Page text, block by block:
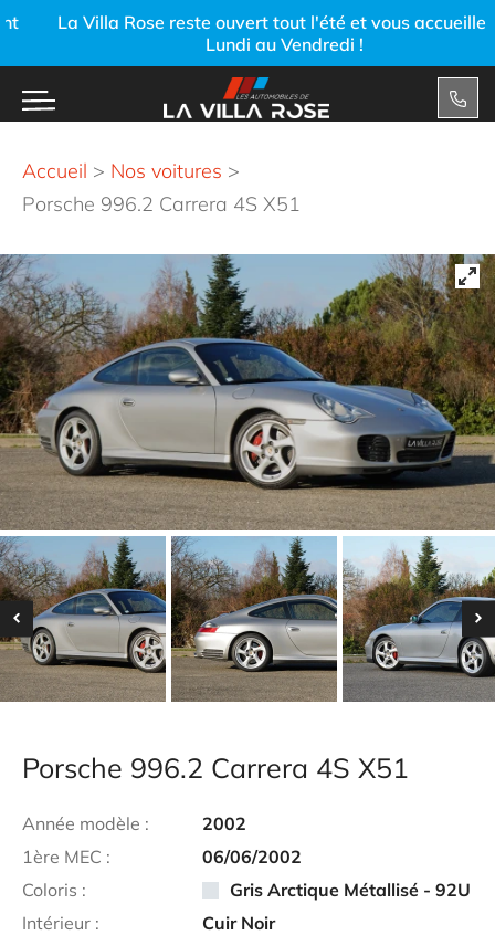
La Villa Rose reste ouvert tout l'été et vous accueille du
Lundi au Vendredi !
Accueil > Nos voitures >
Porsche 996.2 Carrera 4S X51
Porsche 996.2 Carrera 4S X51
Année modèle :
2002
1ère MEC :
06/06/2002
Coloris :
Gris Arctique Métallisé - 92U
Intérieur :
Cuir Noir